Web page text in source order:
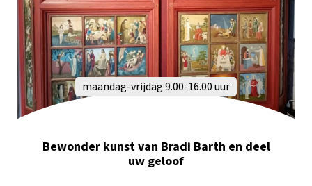
maandag-vrijdag 9.00-16.00 uur
Bewonder kunst van Bradi Barth en deel
uw geloof